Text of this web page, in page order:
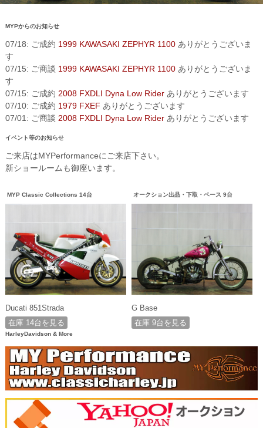
MYPからのお知らせ
07/18: ご成約 1999 KAWASAKI ZEPHYR 1100ありがとうございま
す
07/15: ご商談 1999 KAWASAKI ZEPHYR 1100ありがとうございま
す
07/15: ご成約 2008 FXDLI Dyna Low Riderありがとうございます
07/10: ご成約 1979 FXEF ありがとうございます
07/01: ご商談 2008 FXDLI Dyna Low Riderありがとうございます
イベント等のお知らせ
ご来店はMYPerformanceにご来店下さい。
新ショールームも御座います。
MYP Classic Collections 14台
Ducati 851Strada
在庫 14台を見る
オークション出品・下取・ベース 9台
G Base
在庫 9台を見る
HarleyDavidson & More